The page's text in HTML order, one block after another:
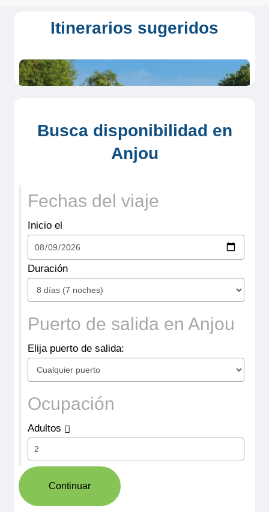
Itinerarios sugeridos
Crucero por
Grez Neuville
Crucero por
Anjou desde
Sablé-Sur-
Busca disponibilidad en
Anjou
Fechas del viaje
Inicio el
Duración
Puerto de salida en Anjou
Elija puerto de salida:
Ocupación
Adultos
Continuar